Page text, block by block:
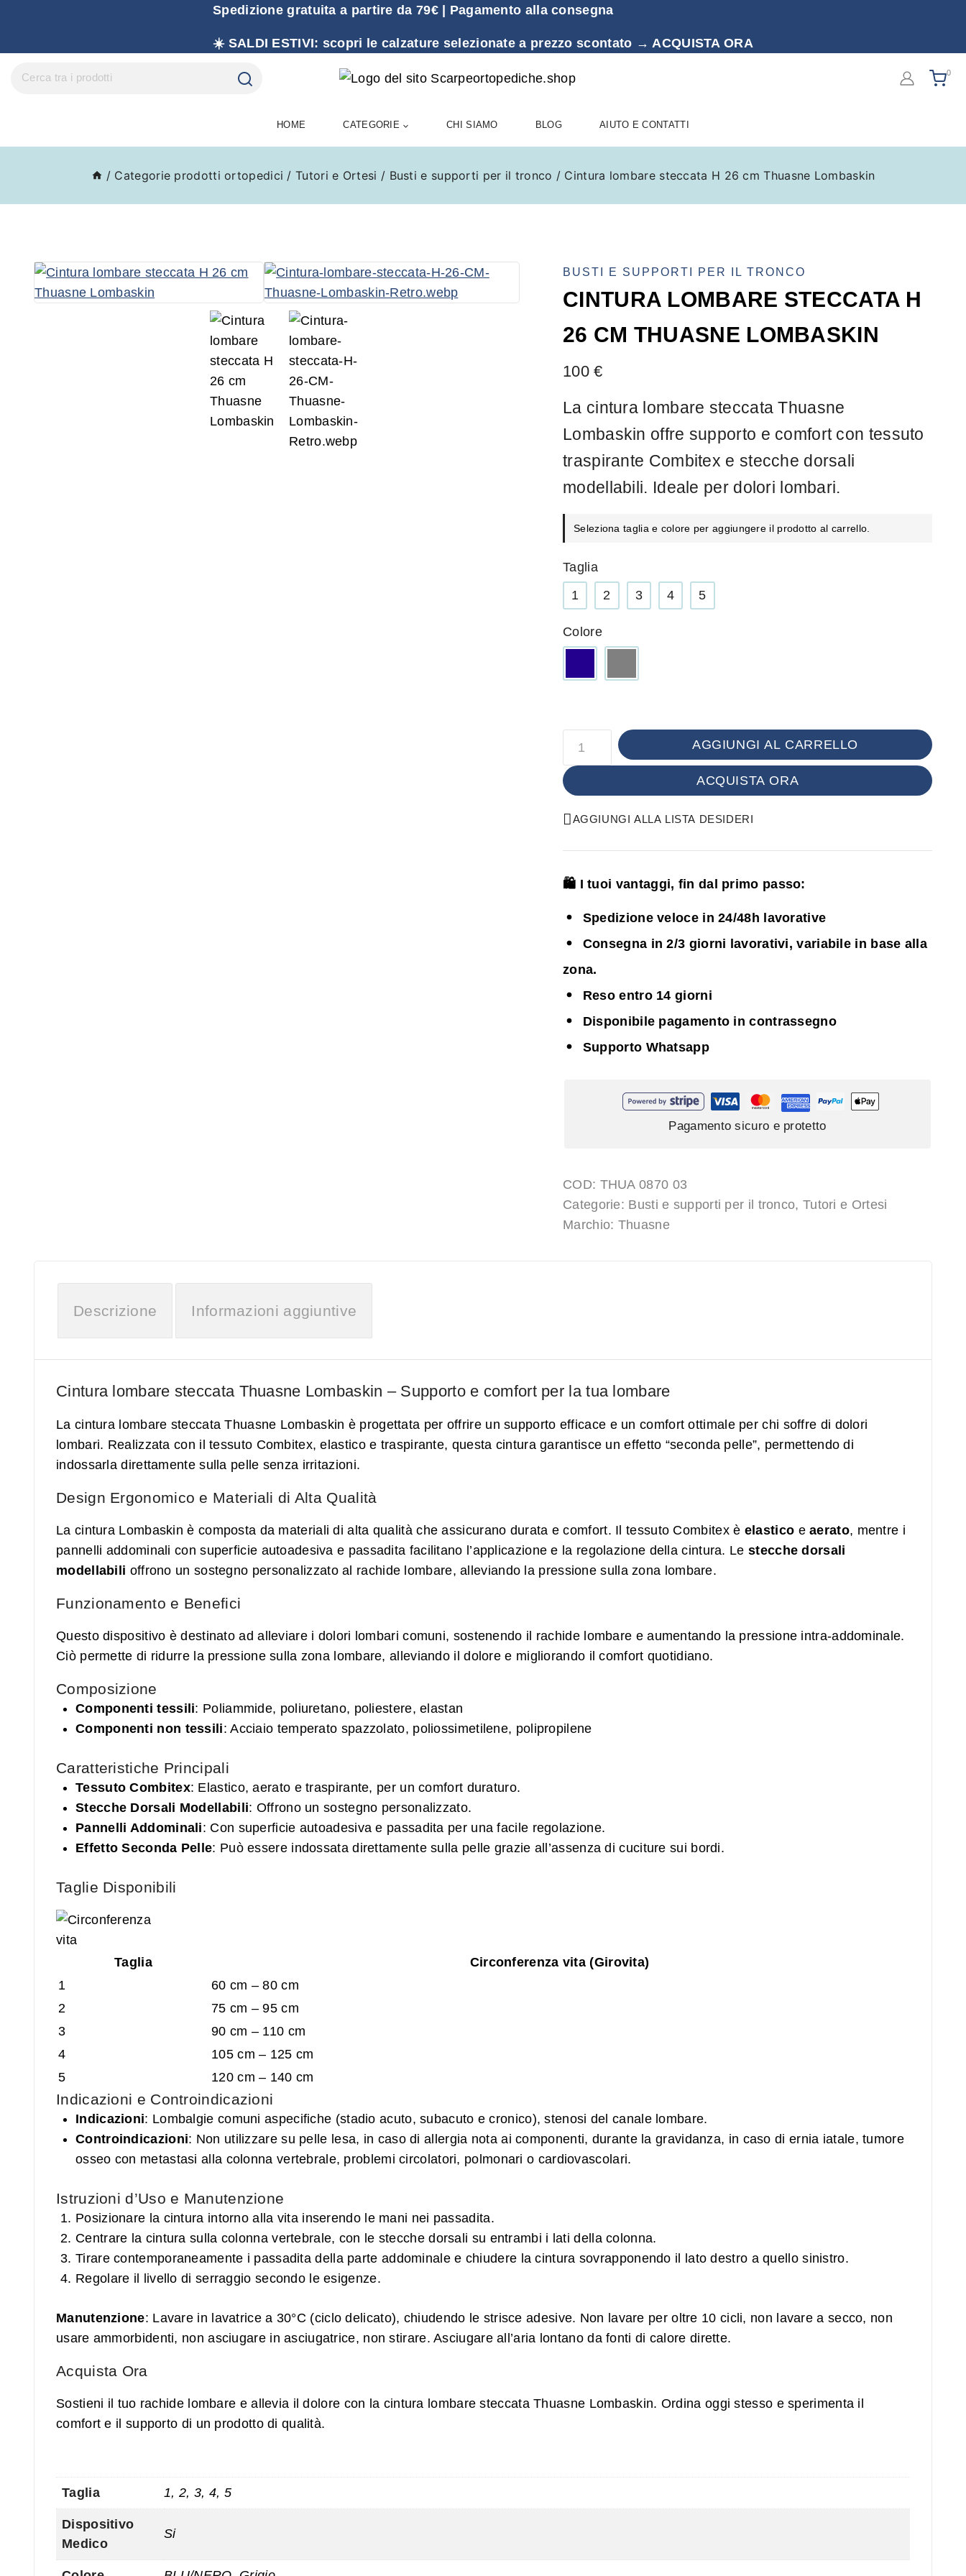
Spedizione gratuita a partire da 79€ | Pagamento alla consegna
☀️ SALDI ESTIVI: scopri le calzature selezionate a prezzo scontato → ACQUISTA ORA
0
HOME CATEGORIE CHI SIAMO BLOG AIUTO E CONTATTI
/ Categorie prodotti ortopedici / Tutori e Ortesi / Busti e supporti per il tronco / Cintura lombare steccata H 26 cm Thuasne Lombaskin
BUSTI E SUPPORTI PER IL TRONCO
CINTURA LOMBARE STECCATA H
26 CM THUASNE LOMBASKIN
100€
La cintura lombare steccata Thuasne
Lombaskin offre supporto e comfort con tessuto
traspirante Combitex e stecche dorsali
modellabili. Ideale per dolori lombari.
Seleziona taglia e colore per aggiungere il prodotto al carrello.
Taglia
1
2 3 4 5
Colore
AGGIUNGI AL CARRELLO
ACQUISTA ORA
AGGIUNGI ALLA LISTA DESIDERI
🛍️ I tuoi vantaggi, fin dal primo passo:
Spedizione veloce in 24/48h lavorative
Consegna in 2/3 giorni lavorativi, variabile in base alla
zona.
Reso entro 14 giorni
Disponibile pagamento in contrassegno
Supporto Whatsapp
Pagamento sicuro e protetto
COD: THUA 0870 03
Categorie: Busti e supporti per il tronco, Tutori e Ortesi
Marchio: Thuasne
Descrizione Informazioni aggiuntive
Cintura lombare steccata Thuasne Lombaskin – Supporto e comfort per la tua lombare
La cintura lombare steccata Thuasne Lombaskin è progettata per offrire un supporto efficace e un comfort ottimale per chi soffre di dolori
lombari. Realizzata con il tessuto Combitex, elastico e traspirante, questa cintura garantisce un effetto “seconda pelle”, permettendo di
indossarla direttamente sulla pelle senza irritazioni.
Design Ergonomico e Materiali di Alta Qualità
La cintura Lombaskin è composta da materiali di alta qualità che assicurano durata e comfort. Il tessuto Combitex è elastico eaerato, mentre i
pannelli addominali con superficie autoadesiva e passadita facilitano l’applicazione e la regolazione della cintura. Le stecche dorsali
modellabili offrono un sostegno personalizzato al rachide lombare, alleviando la pressione sulla zona lombare.
Funzionamento e Benefici
Questo dispositivo è destinato ad alleviare i dolori lombari comuni, sostenendo il rachide lombare e aumentando la pressione intra-addominale.
Ciò permette di ridurre la pressione sulla zona lombare, alleviando il dolore e migliorando il comfort quotidiano.
Composizione
Componenti tessili: Poliammide, poliuretano, poliestere, elastan
Componenti non tessili: Acciaio temperato spazzolato, poliossimetilene, polipropilene
Caratteristiche Principali
Tessuto Combitex: Elastico, aerato e traspirante, per un comfort duraturo.
Stecche Dorsali Modellabili: Offrono un sostegno personalizzato.
Pannelli Addominali: Con superficie autoadesiva e passadita per una facile regolazione.
Effetto Seconda Pelle: Può essere indossata direttamente sulla pelle grazie all’assenza di cuciture sui bordi.
Taglie Disponibili
Taglia
Circonferenza vita (Girovita)
1
60 cm – 80 cm
2
75 cm – 95 cm
3
90 cm – 110 cm
4
105 cm – 125 cm
5
120 cm – 140 cm
Indicazioni e Controindicazioni
Indicazioni: Lombalgie comuni aspecifiche (stadio acuto, subacuto e cronico), stenosi del canale lombare.
Controindicazioni: Non utilizzare su pelle lesa, in caso di allergia nota ai componenti, durante la gravidanza, in caso di ernia iatale, tumore
osseo con metastasi alla colonna vertebrale, problemi circolatori, polmonari o cardiovascolari.
Istruzioni d’Uso e Manutenzione
Posizionare la cintura intorno alla vita inserendo le mani nei passadita.
Centrare la cintura sulla colonna vertebrale, con le stecche dorsali su entrambi i lati della colonna.
Tirare contemporaneamente i passadita della parte addominale e chiudere la cintura sovrapponendo il lato destro a quello sinistro.
Regolare il livello di serraggio secondo le esigenze.
Manutenzione: Lavare in lavatrice a 30°C (ciclo delicato), chiudendo le strisce adesive. Non lavare per oltre 10 cicli, non lavare a secco, non
usare ammorbidenti, non asciugare in asciugatrice, non stirare. Asciugare all’aria lontano da fonti di calore dirette.
Acquista Ora
Sostieni il tuo rachide lombare e allevia il dolore con la cintura lombare steccata Thuasne Lombaskin. Ordina oggi stesso e sperimenta il
comfort e il supporto di un prodotto di qualità.
Taglia 1, 2, 3, 4, 5
Dispositivo
Medico
Si